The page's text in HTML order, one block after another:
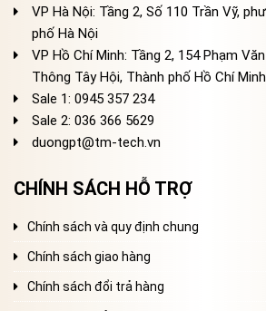
VP Hà Nội: Tầng 2, Số 110 Trần Vỹ,
phố Hà Nội
VP Hồ Chí Minh: Tầng 2, 154 Phạm
Thông Tây Hội, Thành phố Hồ Chí
Sale 1: 0945 357 234
Sale 2: 036 366 5629
duongpt@tm-tech.vn
CHÍNH SÁCH HỖ TRỢ
Chính sách và quy định chung
Chính sách giao hàng
Chính sách đổi trả hàng